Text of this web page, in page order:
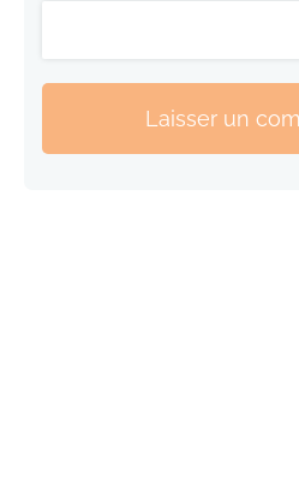
Laisser un